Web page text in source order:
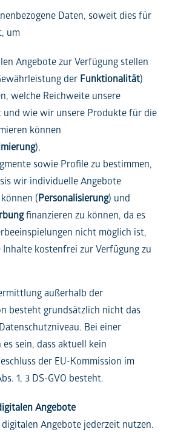
Daten, soweit dies für
um
Angebote zur Verfügung stellen
der Funktionalität)
welche Reichweite unsere
und wie wir unsere Produkte für die
können
),
sowie Profile zu bestimmen,
wir individuelle Angebote
(Personalisierung) und
finanzieren zu können, da es
nicht möglich ist,
Inhalte kostenfrei zur Verfügung zu
außerhalb der
besteht grundsätzlich nicht das
Bei einer
sein, dass aktuell kein
der EU-Kommission im
1, 3 DS-GVO besteht.
Angebote
Angebote jederzeit nutzen.